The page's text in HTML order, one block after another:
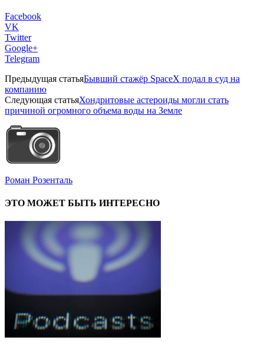
Facebook
VK
Twitter
Google+
Telegram
Предыдущая статьяБывший стажёр SpaceX подал в суд на
компанию
Следующая статьяХондритовые астероиды могли стать
причиной огромного объема воды на Земле
Роман Розенталь
ЭТО МОЖЕТ БЫТЬ ИНТЕРЕСНО